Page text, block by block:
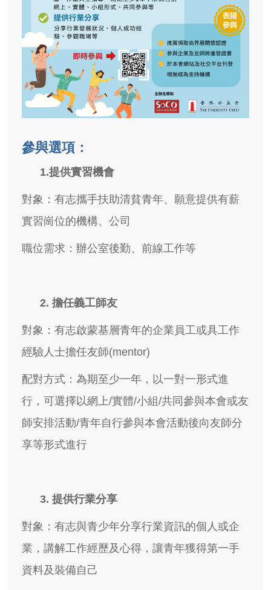
參與選項：
1.提供實習機會
對象：有志攜手扶助清貧青年、願意提供有薪
實習崗位的機構、公司
職位需求：辦公室後勤、前線工作等
2. 擔任義工師友
對象：有志啟蒙基層青年的企業員工或具工作
經驗人士擔任友師(mentor)
配對方式：為期至少一年，以一對一形式進
行，可選擇以網上/實體/小組/共同參與本會或友
師安排活動/青年自行參與本會活動後向友師分
享等形式進行
3. 提供行業分享
對象：有志與青少年分享行業資訊的個人或企
業，講解工作經歷及心得，讓青年獲得第一手
資料及裝備自己